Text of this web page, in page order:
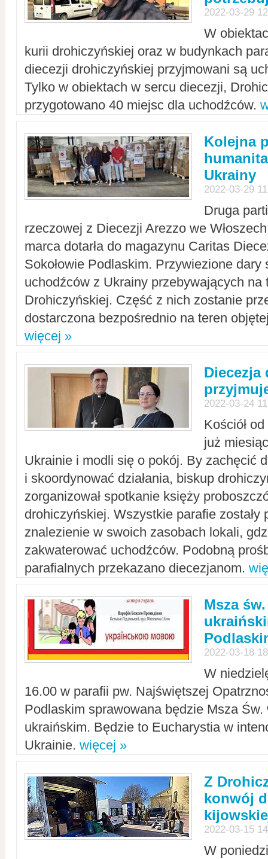
2022-03-29
W
kurii drohiczyńskiej oraz w budynkach
diecezji drohiczyńskiej przyjmowani są
Tylko w obiektach w sercu diecezji,
przygotowano 40 miejsc dla uchodźców.
Kolejna
Ukrainy
2022-03-29
Druga
rzeczowej z Diecezji Arezzo we
marca dotarła do magazynu Caritas
Sokołowie Podlaskim. Przywiezione dary
uchodźców z Ukrainy przebywających na
Drohiczyńskiej. Część z nich zostanie
dostarczona bezpośrednio na teren
więcej »
Diecezja
2022-03-24
Kościół
już
Ukrainie i modli się o pokój. By zachęcić
i skoordynować działania, biskup
zorganizował spotkanie księży
drohiczyńskiej. Wszystkie parafie zostały
znalezienie w swoich zasobach lokali,
zakwaterować uchodźców. Podobną
parafialnych przekazano diecezjanom.
Msza
2022-03-18
W
16.00 w parafii pw. Najświętszej
Podlaskim sprawowana będzie Msza Św.
ukraińskim. Będzie to Eucharystia w
Ukrainie. więcej »
Z
konwój
2022-03-15
W